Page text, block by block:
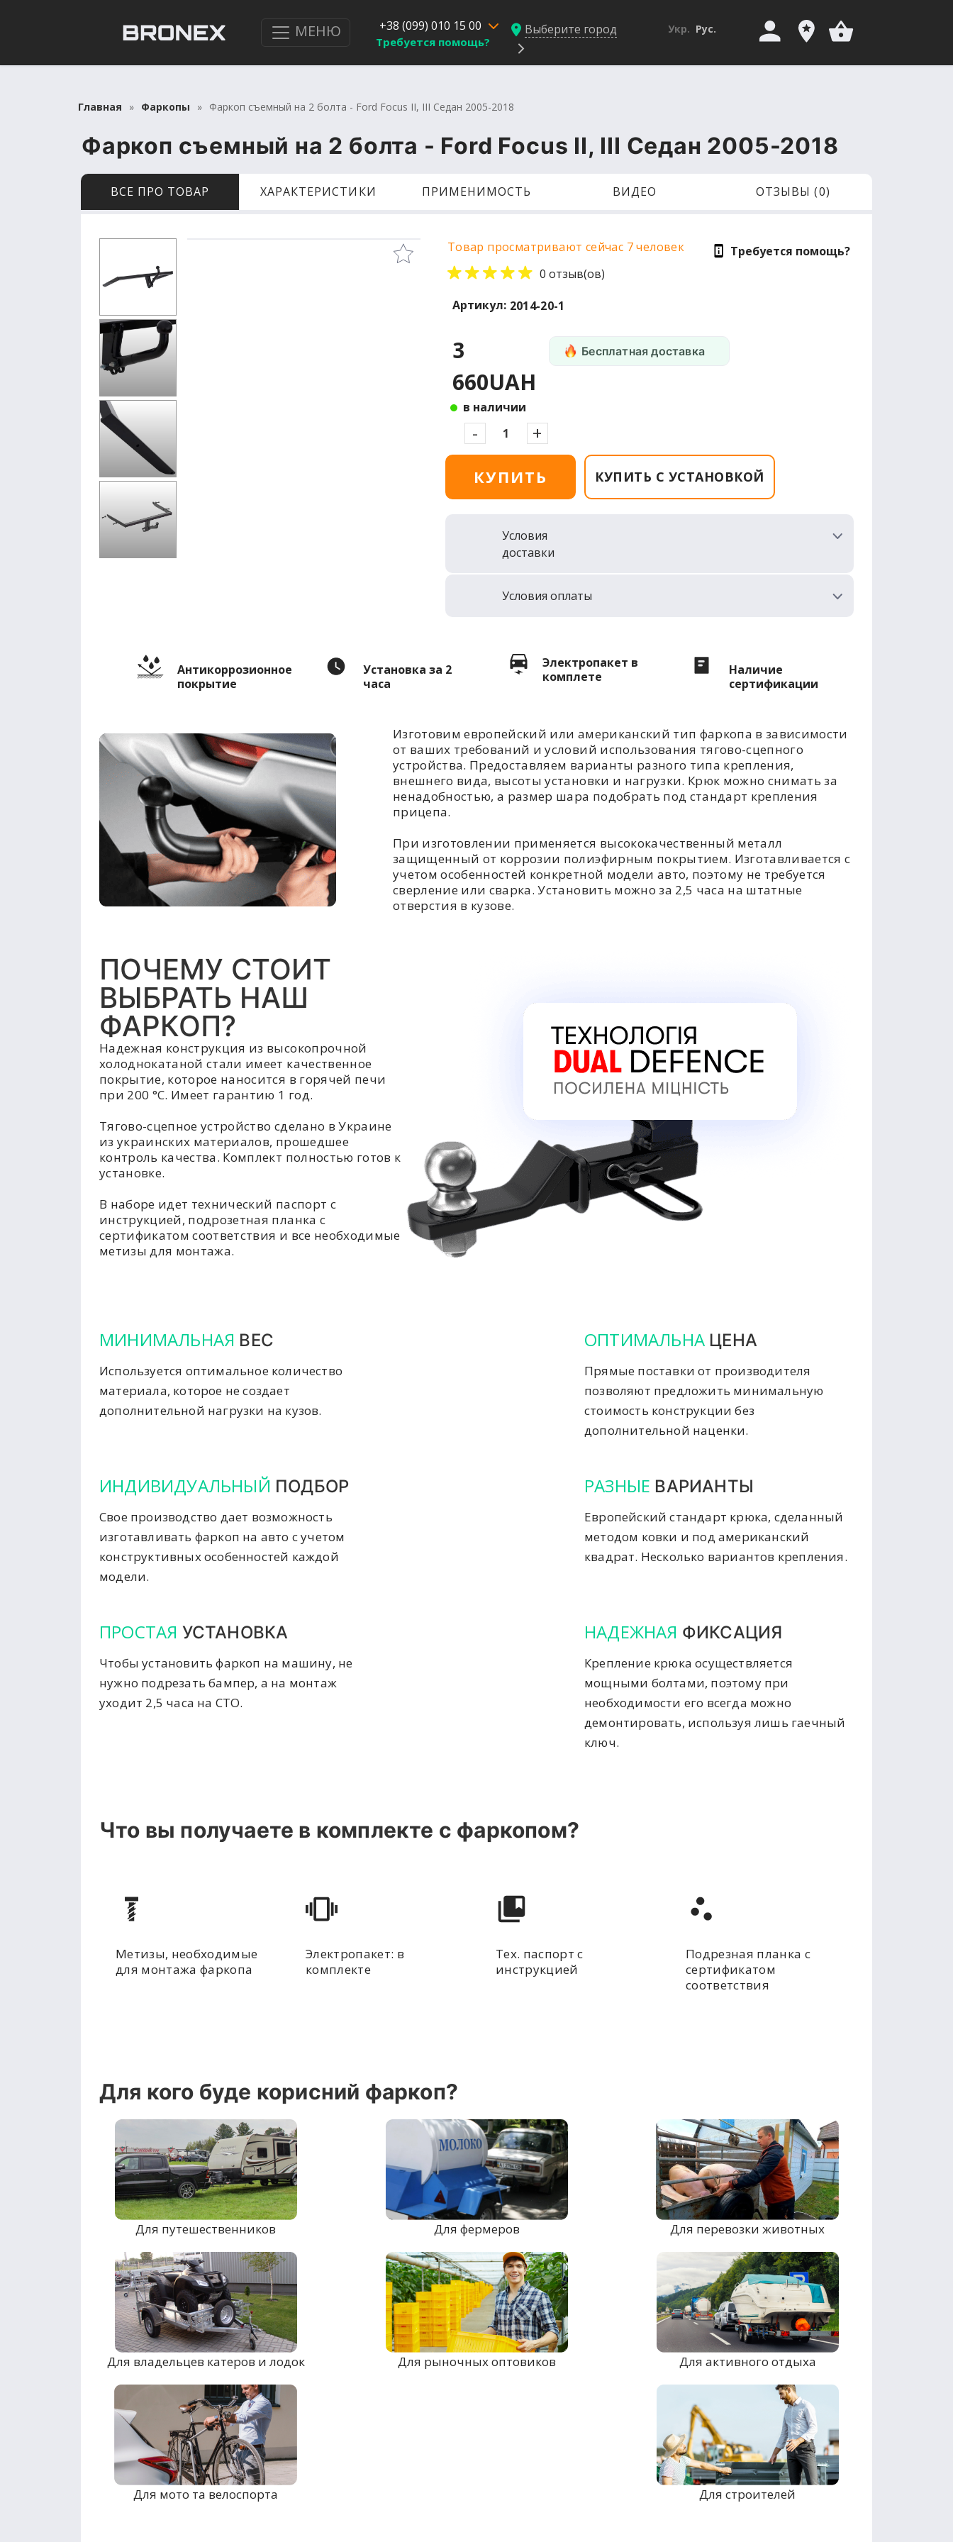
МЕНЮ +38 (099) 010 15 00
Требуется помощь?
Выберите город Укр. Рус.
Главная Фаркопы Фаркоп съемный на 2 болта - Ford Focus II, III Седан 2005-2018
Фаркоп съемный на 2 болта - Ford Focus II, III Седан 2005-2018
ВСЕ ПРО ТОВАР ХАРАКТЕРИСТИКИ ПРИМЕНИМОСТЬ ВИДЕО ОТЗЫВЫ (0)
Товар просматривают сейчас 7 человек
0 отзыв(ов)
Требуется помощь?
Артикул: 2014-20-1
3
660UAH
в наличии
Бесплатная доставка
- +
КУПИТЬ КУПИТЬ С УСТАНОВКОЙ
Условия
доставки
Условия оплаты
Антикоррозионное
покрытие
Установка за 2
часа
Электропакет в
комплете
Наличие
сертификации
Изготовим европейский или американский тип фаркопа в зависимости
от ваших требований и условий использования тягово-сцепного
устройства. Предоставляем варианты разного типа крепления,
внешнего вида, высоты установки и нагрузки. Крюк можно снимать за
ненадобностью, а размер шара подобрать под стандарт крепления
прицепа.
При изготовлении применяется высококачественный металл
защищенный от коррозии полиэфирным покрытием. Изготавливается с
учетом особенностей конкретной модели авто, поэтому не требуется
сверление или сварка. Установить можно за 2,5 часа на штатные
отверстия в кузове.
ПОЧЕМУ СТОИТ
ВЫБРАТЬ НАШ
ФАРКОП?
Надежная конструкция из высокопрочной
холоднокатаной стали имеет качественное
покрытие, которое наносится в горячей печи
при 200 °C. Имеет гарантию 1 год.
Тягово-сцепное устройство сделано в Украине
из украинских материалов, прошедшее
контроль качества. Комплект полностью готов к
установке.
В наборе идет технический паспорт с
инструкцией, подрозетная планка с
сертификатом соответствия и все необходимые
метизы для монтажа.
МИНИМАЛЬНАЯ ВЕС
Используется оптимальное количество
материала, которое не создает
дополнительной нагрузки на кузов.
ОПТИМАЛЬНА ЦЕНА
Прямые поставки от производителя
позволяют предложить минимальную
стоимость конструкции без
дополнительной наценки.
ИНДИВИДУАЛЬНЫЙ ПОДБОР
Свое производство дает возможность
изготавливать фаркоп на авто с учетом
конструктивных особенностей каждой
модели.
РАЗНЫЕ ВАРИАНТЫ
Европейский стандарт крюка, сделанный
методом ковки и под американский
квадрат. Несколько вариантов крепления.
ПРОСТАЯ УСТАНОВКА
Чтобы установить фаркоп на машину, не
нужно подрезать бампер, а на монтаж
уходит 2,5 часа на СТО.
НАДЕЖНАЯ ФИКСАЦИЯ
Крепление крюка осуществляется
мощными болтами, поэтому при
необходимости его всегда можно
демонтировать, используя лишь гаечный
ключ.
Что вы получаете в комплекте с фаркопом?
Метизы, необходимые
для монтажа фаркопа
Электропакет: в
комплекте
Тех. паспорт с
инструкцией
Подрезная планка с
сертификатом
соответствия
Для кого буде корисний фаркоп?
Для путешественников Для фермеров Для перевозки животных
Для владельцев катеров и лодок Для рыночных оптовиков Для активного отдыха
Для мото та велоспорта Для строителей